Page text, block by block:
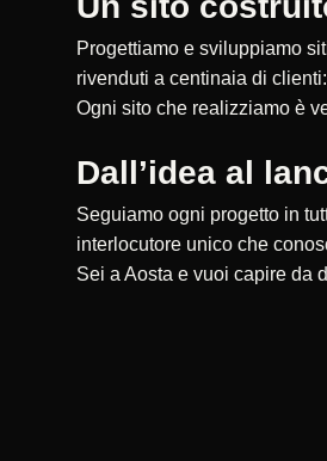
Progettiamo e sviluppiamo
rivenduti a centinaia di
Ogni sito che realizziamo è
Dall’idea al
Seguiamo ogni progetto in
interlocutore unico che
Sei a Aosta e vuoi capire da